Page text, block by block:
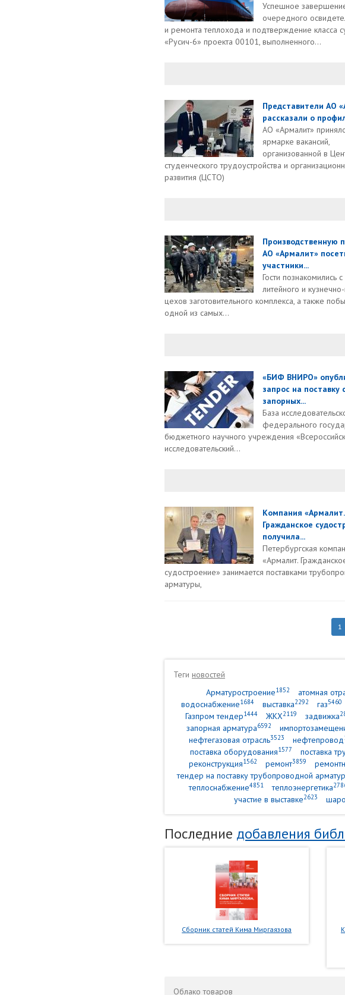
Успешное
очередного
и ремонта теплохода и подтверждение класса
«Русич-6» проекта 00101, выполненного...
Представители АО
рассказали о
АО «Армалит»
ярмарке вакансий,
организованной в
студенческого трудоустройства и
развития (ЦСТО)
Производственную
АО «Армалит»
участники...
Гости познакомились
литейного и
цехов заготовительного комплекса, а также
одной из самых...
«БИФ ВНИРО»
запрос на поставку
запорных...
База
федерального
бюджетного научного учреждения
исследовательский...
Компания «Армалит.
Гражданское
получила...
Петербургская
«Армалит.
судостроение» занимается поставками
арматуры,
1
Теги новостей
Арматуростроение1852 атомная
водоснабжение1684 выставка2292 газ5460
Газпром тендер1444 ЖКХ2119 задвижка
запорная арматура6592
нефтегазовая отрасль3523 нефтепровод
поставка оборудования1577 поставка
реконструкция1562 ремонт3859
тендер на поставку трубопроводной
теплоснабжение4851 теплоэнергетика
участие в выставке2623
Последние добавления
Сборник статей Кима Миргаязова
Облакотоваров